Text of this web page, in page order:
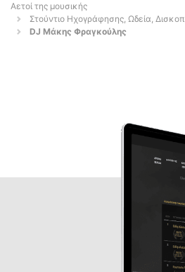
Αετοί της μουσικής
Στούντιο Ηχογράφησης, Ωδεία,
DJ Μάκης Φραγκούλης